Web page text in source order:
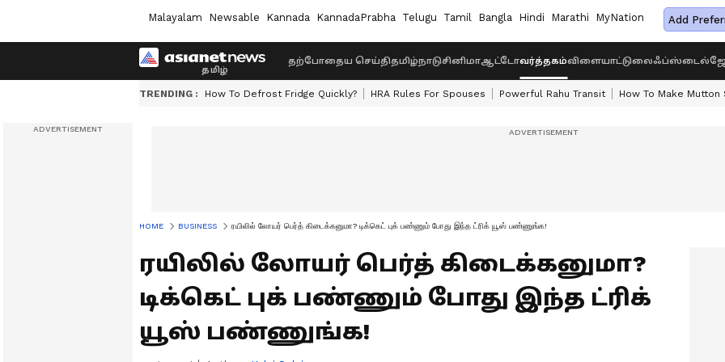
Malayalam Newsable Kannada KannadaPrabha Telugu Tamil Bangla Hindi Marathi MyNation Add
தற்போதைய செய்திதமிழ்நாடுசினிமாஆட்டோவர்த்தகம்விளையாட்டுலைஃப்ஸ்டைல்
TRENDING : How To Defrost Fridge Quickly? HRA Rules For Spouses Powerful Rahu Transit How To Make Mutton
HOME BUSINESS ரயிலில் லோயர் பெர்த் கிடைக்கனுமா? டிக்கெட் புக் பண்ணும் போது இந்த ட்ரிக் யூஸ் பண்ணுங்க!
ரயிலில் லோயர் பெர்த் கிடைக்கனுமா?
டிக்கெட் புக் பண்ணும் போது இந்த ட்ரிக்
யூஸ் பண்ணுங்க!